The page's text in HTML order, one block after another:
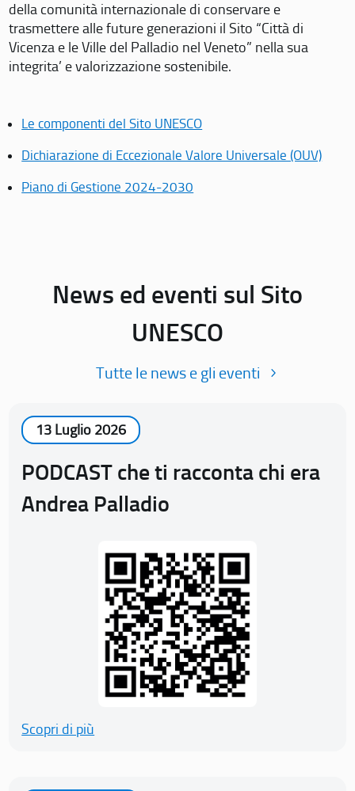
della comunità internazionale di conservare e
trasmettere alle future generazioni il Sito “Città di
Vicenza e le Ville del Palladio nel Veneto” nella sua
integrita’ e valorizzazione sostenibile.
Le componenti del Sito UNESCO
Dichiarazione di Eccezionale Valore Universale (OUV)
Piano di Gestione 2024-2030
News ed eventi sul Sito
UNESCO
Tutte le news e gli eventi
13 Luglio 2026
PODCAST che ti racconta chi era
Andrea Palladio
Scopri di più